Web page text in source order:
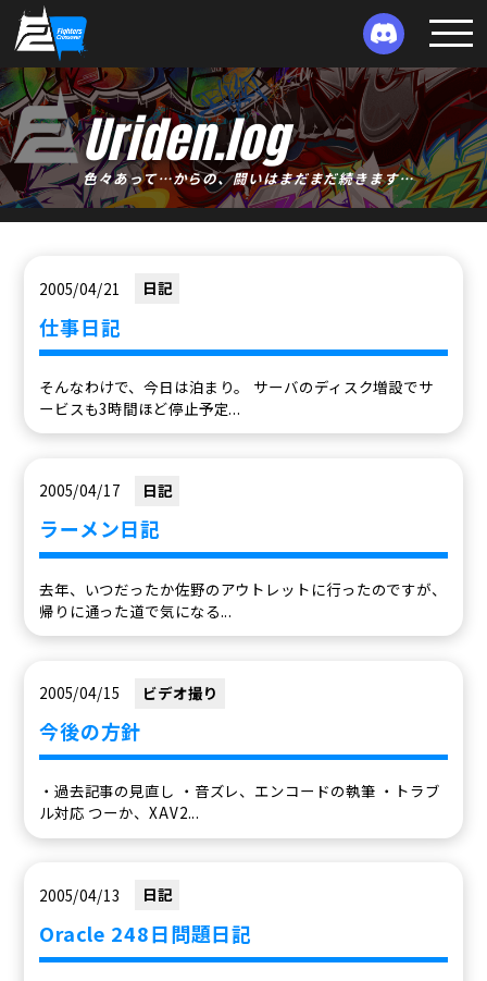
Uriden.log
色々あって…からの、闘いはまだまだ続きます…
2005/04/21 日記
仕事日記
そんなわけで、今日は泊まり。 サーバのディスク増設でサ
ービスも3時間ほど停止予定...
2005/04/17 日記
ラーメン日記
去年、いつだったか佐野のアウトレットに行ったのですが、
帰りに通った道で気になる...
2005/04/15 ビデオ撮り
今後の方針
・過去記事の見直し ・音ズレ、エンコードの執筆 ・トラブ
ル対応 つーか、XAV2...
2005/04/13 日記
Oracle 248日問題日記